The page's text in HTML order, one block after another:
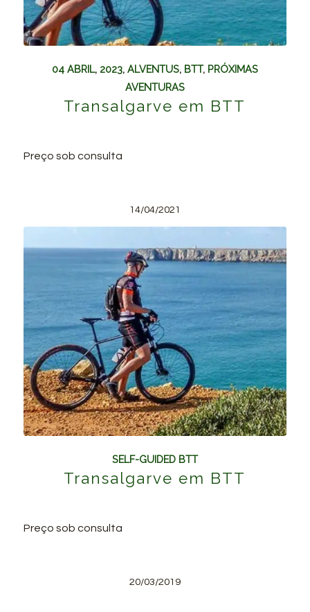
04 ABRIL, 2023, ALVENTUS, BTT, PRÓXIMAS
AVENTURAS
Transalgarve em BTT
Preço sob consulta
14/04/2021
SELF-GUIDED BTT
Transalgarve em BTT
Preço sob consulta
20/03/2019